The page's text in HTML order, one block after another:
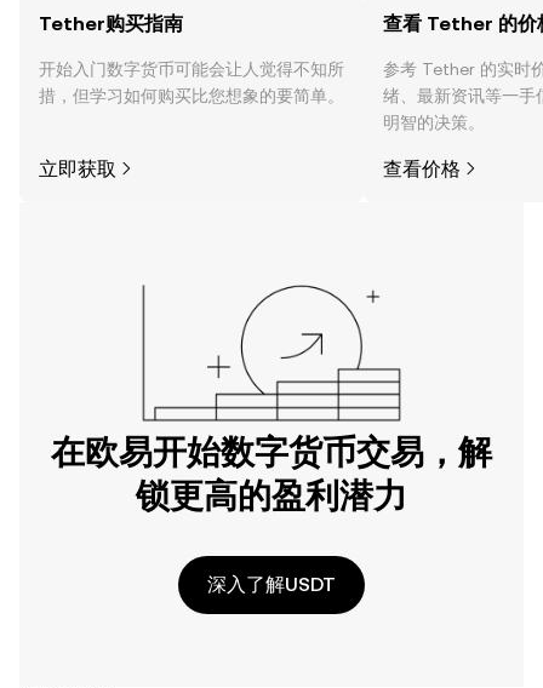
Tether购买指南
开始入门数字货币可能会让人觉得不知所
措，但学习如何购买比您想象的要简单。
立即获取
查看 Tether 的价
参考 Tether 的实时
绪、最新资讯等一手
明智的决策。
查看价格
在欧易开始数字货币交易，解
锁更高的盈利潜力
深入了解USDT